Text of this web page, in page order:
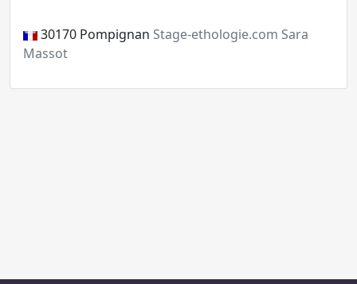
30170 Pompignan Stage-ethologie.com Sara
Massot